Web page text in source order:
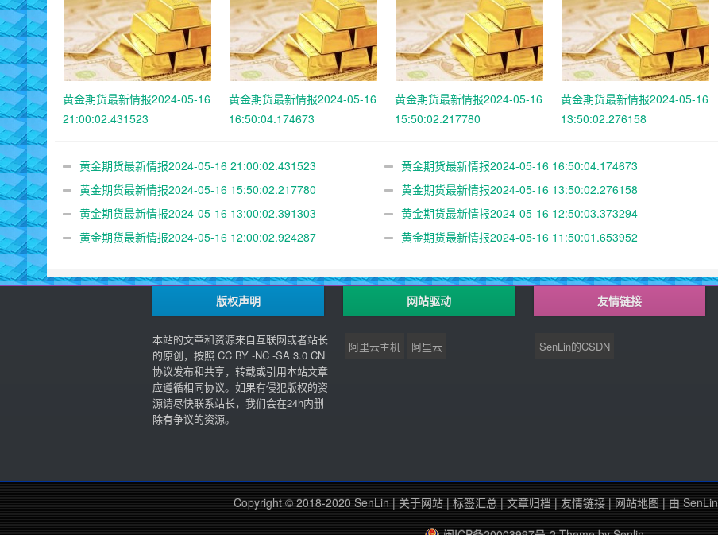
黄金期货最新情报2024-05-16
21:00:02.431523
黄金期货最新情报2024-05-16
16:50:04.174673
黄金期货最新情报2024-05-16
15:50:02.217780
黄金期货最新情报2024-05-16
13:50:02.276158
黄金期货最新情报2024-05-16 21:00:02.431523
黄金期货最新情报2024-05-16 16:50:04.174673
黄金期货最新情报2024-05-16 15:50:02.217780
黄金期货最新情报2024-05-16 13:50:02.276158
黄金期货最新情报2024-05-16 13:00:02.391303
黄金期货最新情报2024-05-16 12:50:03.373294
黄金期货最新情报2024-05-16 12:00:02.924287
黄金期货最新情报2024-05-16 11:50:01.653952
版权声明
本站的文章和资源来自互联网或者站长
的原创，按照 CC BY -NC -SA 3.0 CN
协议发布和共享，转载或引用本站文章
应遵循相同协议。如果有侵犯版权的资
源请尽快联系站长，我们会在24h内删
除有争议的资源。
网站驱动
阿里云主机 阿里云
友情链接
SenLin的CSDN
Copyright © 2018-2020 SenLin | 关于网站| 标签汇总 | 文章归档 | 友情链接| 网站地图 | 由 SenLin